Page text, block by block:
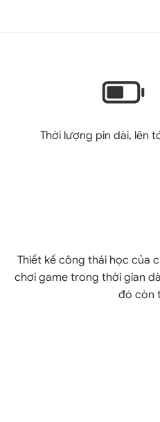
Thời lượng pin dài, lên
Thiết kế công thái học của
chơi game trong thời gian
đó còn